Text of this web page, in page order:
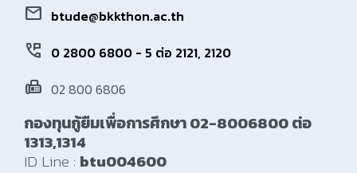
mail btude@bkkthon.ac.th
perm_phone_msg 0 2800 6800 - 5 ต่อ 2121, 2120
fax 02 800 6806
กองทุนกู้ยืมเพื่อการศึกษา 02-8006800 ต่อ
1313,1314
ID Line : btu004600